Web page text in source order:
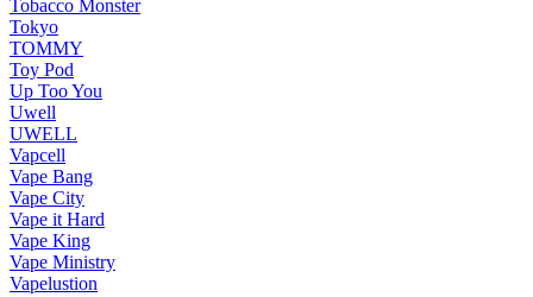
Tobacco Monster
Tokyo
TOMMY
Toy Pod
Up Too You
Uwell
UWELL
Vapcell
Vape Bang
Vape City
Vape it Hard
Vape King
Vape Ministry
Vapelustion